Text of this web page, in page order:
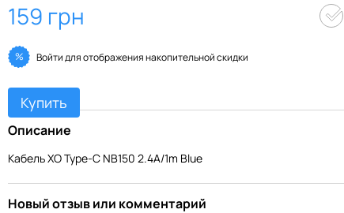
159 грн
% Войтидля отображения накопительной скидки
Купить
Описание
Кабель XO Type-C NB150 2.4A/1m Blue
Новый отзыв или комментарий